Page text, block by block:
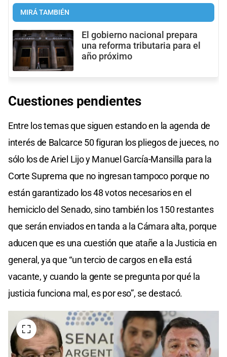
MIRÁ TAMBIÉN
El gobierno nacional prepara
una reforma tributaria para el
año próximo
Cuestiones pendientes
Entre los temas que siguen estando en la agenda de
interés de Balcarce 50 figuran los pliegos de jueces, no
sólo los de Ariel Lijo y Manuel García-Mansilla para la
Corte Suprema que no ingresan tampoco porque no
están garantizado los 48 votos necesarios en el
hemiciclo del Senado, sino también los 150 restantes
que serán enviados en tanda a la Cámara alta, porque
aducen que es una cuestión que atañe a la Justicia en
general, ya que “un tercio de cargos en ella está
vacante, y cuando la gente se pregunta por qué la
justicia funciona mal, es por eso”, se destacó.